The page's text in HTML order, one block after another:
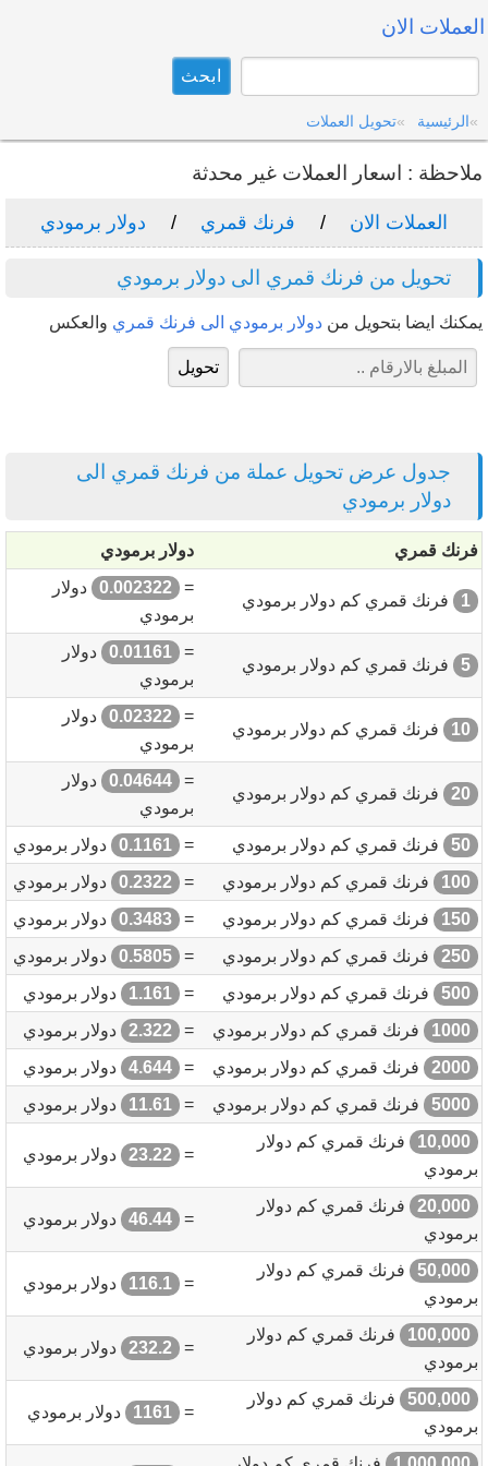
العملات الان
الرئيسية تحويل العملات
ملاحظة : اسعار العملات غير محدثة
العملات الان فرنك قمري دولار برمودي
تحويل من فرنك قمري الى دولار برمودي
يمكنك ايضا بتحويل من دولار برمودي الى فرنك قمري والعكس
جدول عرض تحويل عملة من فرنك قمري الى
دولار برمودي
فرنك قمري دولار برمودي
1 فرنك قمري كم دولار برمودي
=
0.002322
دولار
برمودي
5 فرنك قمري كم دولار برمودي
=
0.01161
دولار
برمودي
10 فرنك قمري كم دولار برمودي
=
0.02322
دولار
برمودي
20 فرنك قمري كم دولار برمودي
=
0.04644
دولار
برمودي
50
فرنك قمري كم دولار برمودي =
0.1161
دولار برمودي
100
فرنك قمري كم دولار برمودي =
0.2322
دولار برمودي
150
فرنك قمري كم دولار برمودي =
0.3483
دولار برمودي
250
فرنك قمري كم دولار برمودي =
0.5805
دولار برمودي
500
فرنك قمري كم دولار برمودي =
1.161
دولار برمودي
1000
فرنك قمري كم دولار برمودي =
2.322
دولار برمودي
2000
فرنك قمري كم دولار برمودي =
4.644
دولار برمودي
5000
فرنك قمري كم دولار برمودي =
11.61
دولار برمودي
10,000
فرنك قمري كم دولار
برمودي
=
23.22 دولار برمودي
20,000
فرنك قمري كم دولار
برمودي
=
46.44 دولار برمودي
50,000
فرنك قمري كم دولار
برمودي
=
116.1 دولار برمودي
100,000
فرنك قمري كم دولار
برمودي
=
232.2 دولار برمودي
500,000
فرنك قمري كم دولار
برمودي
=
1161 دولار برمودي